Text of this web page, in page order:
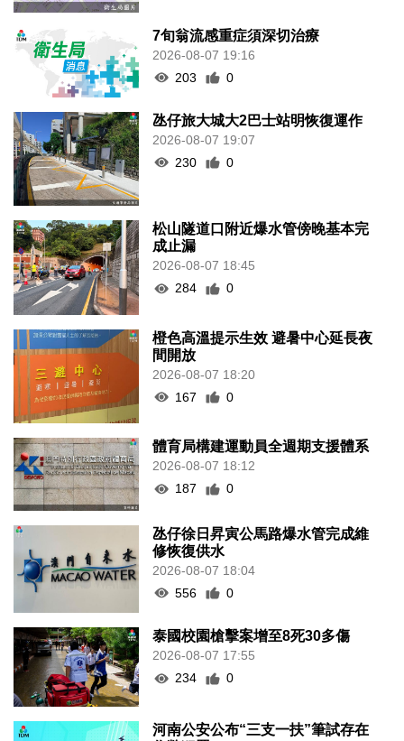
2026-08-07 19:16
203
0
2026-08-07 19:07
230
0
成止漏
2026-08-07 18:45
284
0
間開放
2026-08-07 18:20
167
0
2026-08-07 18:12
187
0
修恢復供水
2026-08-07 18:04
556
0
2026-08-07 17:55
234
0
作弊犯罪